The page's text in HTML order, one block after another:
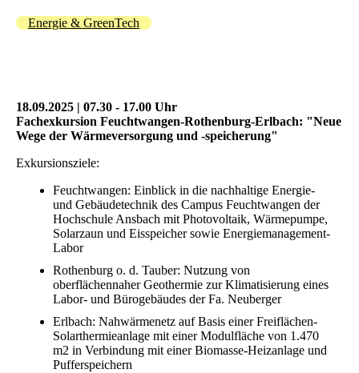
Energie & GreenTech
18.09.2025 | 07.30 - 17.00 Uhr
Fachexkursion Feuchtwangen-Rothenburg-Erlbach: "Neue
Wege der Wärmeversorgung und -speicherung"
Exkursionsziele:
Feuchtwangen: Einblick in die nachhaltige Energie-
und Gebäudetechnik des Campus Feuchtwangen der
Hochschule Ansbach mit Photovoltaik, Wärmepumpe,
Solarzaun und Eisspeicher sowie Energiemanagement-
Labor
Rothenburg o. d. Tauber: Nutzung von
oberflächennaher Geothermie zur Klimatisierung eines
Labor- und Bürogebäudes der Fa. Neuberger
Erlbach: Nahwärmenetz auf Basis einer Freiflächen-
Solarthermieanlage mit einer Modulfläche von 1.470
m2 in Verbindung mit einer Biomasse-Heizanlage und
Pufferspeichern